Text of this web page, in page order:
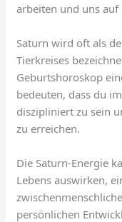
arbeiten und uns auf
Saturn wird oft als
Tierkreises
Geburtshoroskop
bedeuten, dass du
diszipliniert zu sein
zu erreichen.
Die Saturn-Energie
Lebens auswirken,
persönlichen